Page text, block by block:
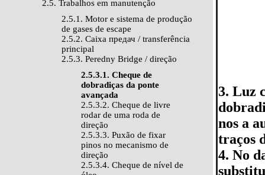
2.5. Trabalhos em manutenção
2.5.1. Motor e sistema de produção
de gases de escape
2.5.2. Caixa предач / transferência
principal
2.5.3. Peredny Bridge / direção
2.5.3.1. Cheque de
dobradiças da ponte
avançada
2.5.3.2. Cheque de livre
rodar de uma roda de
direção
2.5.3.3. Puxão de fixar
pinos no mecanismo de
direção
2.5.3.4. Cheque de nível de
3. Luz
nos a
traços
4. No